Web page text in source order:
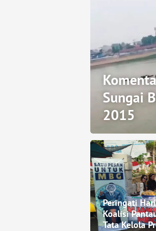
Sungai
2015
Peringati
Koalisi
Tata Kelola